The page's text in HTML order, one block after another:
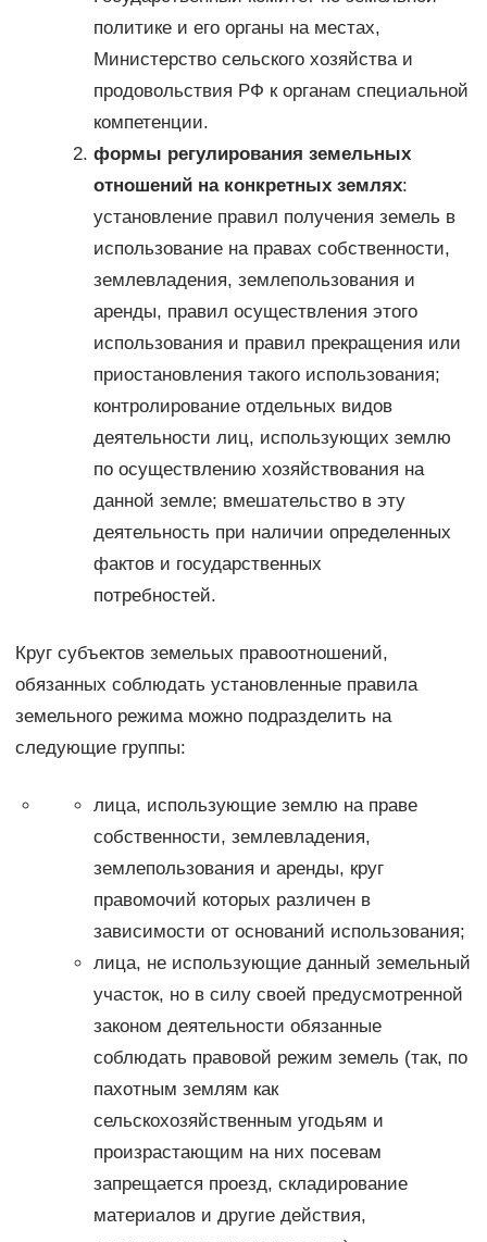
политике и его органы на местах,
Министерство сельского хозяйства и
продовольствия РФ к органам специальной
компетенции.
формы регулирования земельных
отношений на конкретных землях:
установление правил получения земель в
использование на правах собственности,
землевладения, землепользования и
аренды, правил осуществления этого
использования и правил прекращения или
приостановления такого использования;
контролирование отдельных видов
деятельности лиц, использующих землю
по осуществлению хозяйствования на
данной земле; вмешательство в эту
деятельность при наличии определенных
фактов и государственных
потребностей.
Круг субъектов земельых правоотношений,
обязанных соблюдать установленные правила
земельного режима можно подразделить на
следующие группы:
лица, использующие землю на праве
собственности, землевладения,
землепользования и аренды, круг
правомочий которых различен в
зависимости от оснований использования;
лица, не использующие данный земельный
участок, но в силу своей предусмотренной
законом деятельности обязанные
соблюдать правовой режим земель (так, по
пахотным землям как
сельскохозяйственным угодьям и
произрастающим на них посевам
запрещается проезд, складирование
материалов и другие действия,